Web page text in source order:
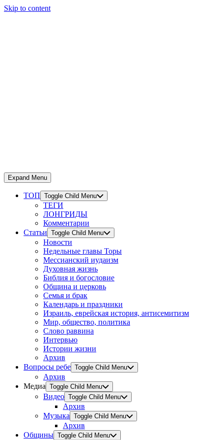
Skip to content
Expand Menu
ТОП Toggle Child Menu
ТЕГИ
ЛОНГРИДЫ
Комментарии
Статьи Toggle Child Menu
Новости
Недельные главы Торы
Мессианский иудаизм
Духовная жизнь
Библия и богословие
Община и церковь
Семья и брак
Календарь и праздники
Израиль, еврейская история, антисемитизм
Мир, общество, политика
Слово раввина
Интервью
Истории жизни
Архив
Вопросы ребе Toggle Child Menu
Архив
Медиа Toggle Child Menu
Видео Toggle Child Menu
Архив
Музыка Toggle Child Menu
Архив
Общины Toggle Child Menu